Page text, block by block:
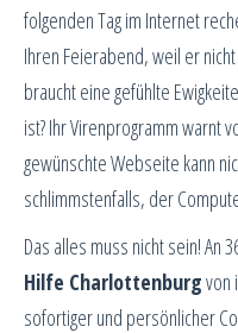
folgenden Tag im Internet
Ihren Feierabend, weil er
braucht eine gefühlte
ist? Ihr Virenprogramm warnt
gewünschte Webseite kann
schlimmstenfalls, der
Das alles muss nicht sein! An
Hilfe Charlottenburgvon
sofortiger und persönlicher